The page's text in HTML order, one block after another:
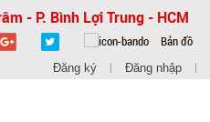
- P. Bình Lợi Trung - HCM
Bản đồ
Đăng ký Đăng nhập